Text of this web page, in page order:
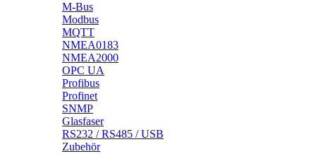
M-Bus
Modbus
MQTT
NMEA0183
NMEA2000
OPC UA
Profibus
Profinet
SNMP
Glasfaser
RS232 / RS485 / USB
Zubehör